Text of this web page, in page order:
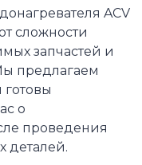
ACV
сложности
запчастей и
предлагаем
о
проведения
деталей.